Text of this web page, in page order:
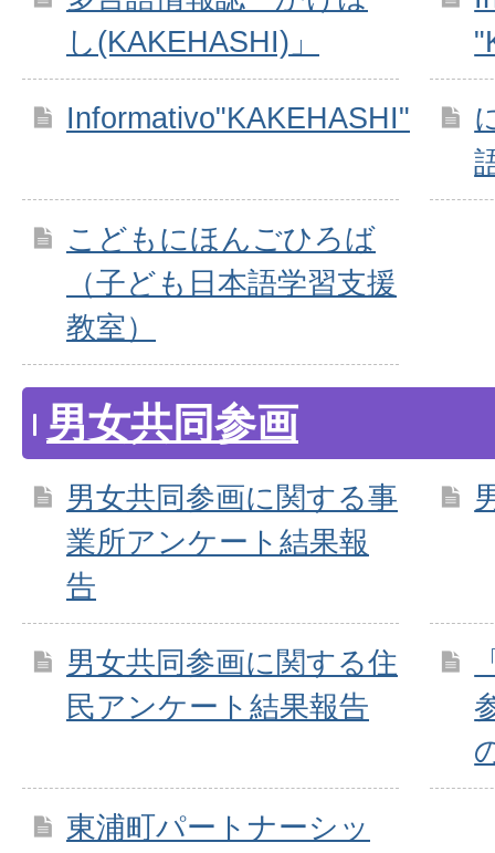
し(KAKEHASHI)」
Informativo"KAKEHASHI"
こどもにほんごひろば
（子ども日本語学習支援
教室）
男女共同参画
男女共同参画に関する事
業所アンケート結果報
告
男女共同参画に関する住
民アンケート結果報告
東浦町パートナーシッ